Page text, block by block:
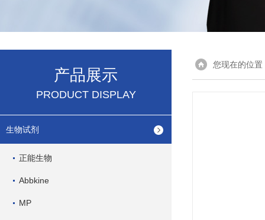
产品展示
PRODUCT DISPLAY
生物试剂
正能生物
Abbkine
MP
您现在的位置